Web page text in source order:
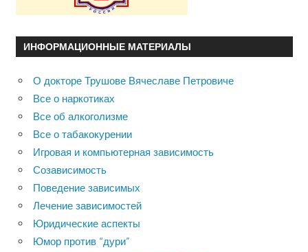
ИНФОРМАЦИОННЫЕ МАТЕРИАЛЫ
О докторе Трушове Вячеславе Петровиче
Все о наркотиках
Все об алкоголизме
Все о табакокурении
Игровая и компьютерная зависимость
Созависимость
Поведение зависимых
Лечение зависимостей
Юридические аспекты
Юмор против “дури”